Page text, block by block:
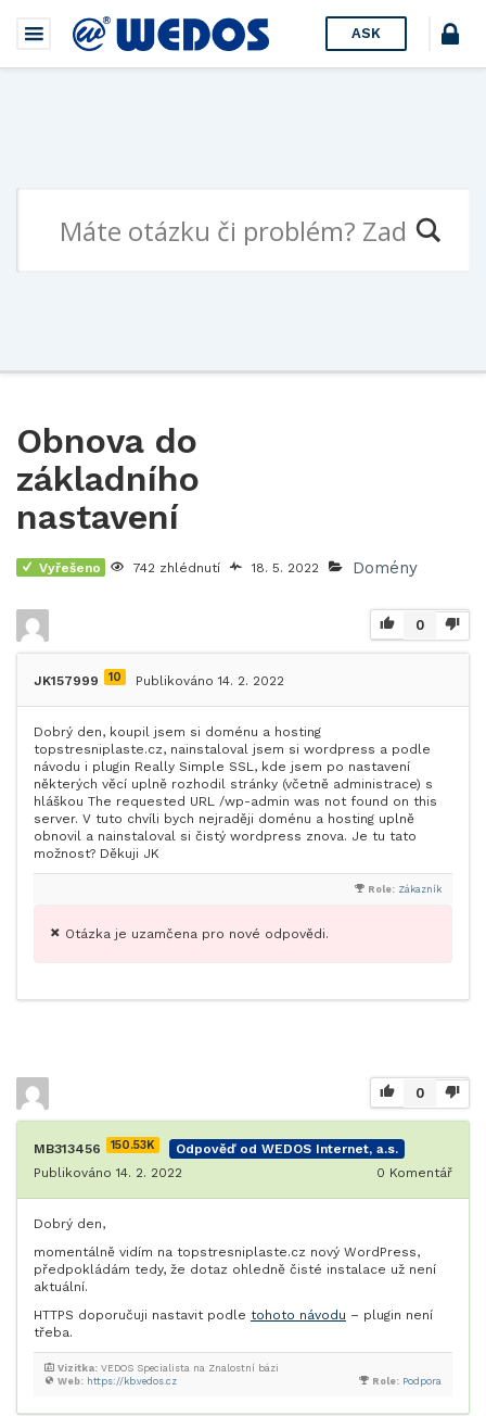
ASK
Obnova do
základního
nastavení
Vyřešeno 742 zhlédnutí 18. 5. 2022 Domény
0
JK157999 10 Publikováno 14. 2. 2022
Dobrý den, koupil jsem si doménu a hosting
topstresniplaste.cz, nainstaloval jsem si wordpress a podle
návodu i plugin Really Simple SSL, kde jsem po nastavení
některých věcí uplně rozhodil stránky (včetně administrace) s
hláškou The requested URL /wp-admin was not found on this
server. V tuto chvíli bych nejraději doménu a hosting uplně
obnovil a nainstaloval si čistý wordpress znova. Je tu tato
možnost? Děkuji JK
Role: Zákazník
Otázka je uzamčena pro nové odpovědi.
0
MB313456 150.53K
Odpověď od WEDOS Internet, a.s.
Publikováno 14. 2. 2022
0 Komentář
Dobrý den,
momentálně vidím na topstresniplaste.cz nový WordPress,
předpokládám tedy, že dotaz ohledně čisté instalace už není
aktuální.
HTTPS doporučuji nastavit podle tohoto návodu – plugin není
třeba.
Role: Podpora
Web: https://kb.vedos.cz
Vizitka: VEDOS Specialista na Znalostní bázi